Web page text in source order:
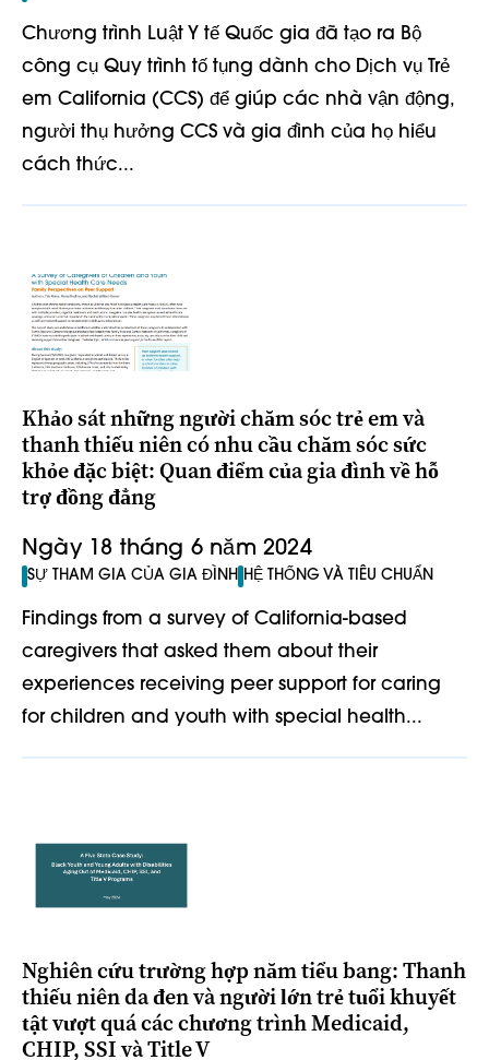
Chương trình Luật Y tế Quốc gia đã tạo ra Bộ
công cụ Quy trình tố tụng dành cho Dịch vụ Trẻ
em California (CCS) để giúp các nhà vận động,
người thụ hưởng CCS và gia đình của họ hiểu
cách thức...
Khảo sát những người chăm sóc trẻ em và
thanh thiếu niên có nhu cầu chăm sóc sức
khỏe đặc biệt: Quan điểm của gia đình về hỗ
trợ đồng đẳng
Ngày 18 tháng 6 năm 2024
SỰ THAM GIA CỦA GIA ĐÌNH HỆ THỐNG VÀ TIÊU CHUẨN
Findings from a survey of California-based
caregivers that asked them about their
experiences receiving peer support for caring
for children and youth with special health...
Nghiên cứu trường hợp năm tiểu bang: Thanh
thiếu niên da đen và người lớn trẻ tuổi khuyết
tật vượt quá các chương trình Medicaid,
CHIP, SSI và Title V